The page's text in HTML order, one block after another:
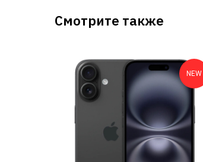
Смотрите также
NEW